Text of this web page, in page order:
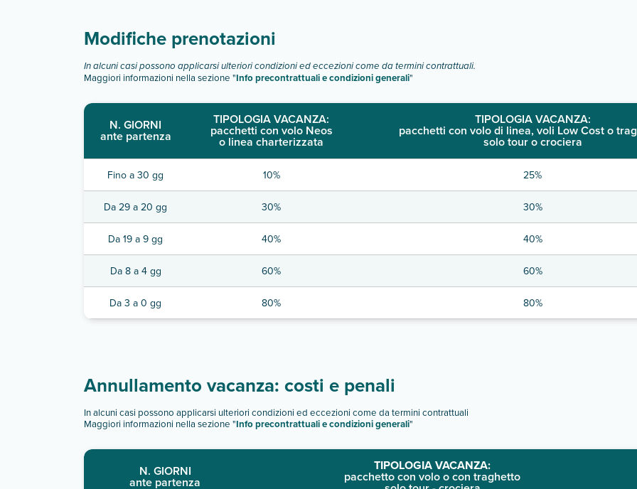
Modifiche prenotazioni
In alcuni casi possono applicarsi ulteriori condizioni ed eccezioni come da termini contrattuali.
Maggiori informazioni nella sezione "Info precontrattuali e condizioni generali"
N. GIORNI
ante partenza
TIPOLOGIA VACANZA:
pacchetti con volo Neos
o linea charterizzata
TIPOLOGIA VACANZA:
pacchetti con volo di linea, voli Low Cost o
solo tour o crociera
Fino a 30 gg 10% 25%
Da 29 a 20 gg 30% 30%
Da 19 a 9 gg 40% 40%
Da 8 a 4 gg 60% 60%
Da 3 a 0 gg 80% 80%
Annullamento vacanza: costi e penali
In alcuni casi possono applicarsi ulteriori condizioni ed eccezioni come da termini contrattuali
Maggiori informazioni nella sezione "Info precontrattuali e condizioni generali"
N. GIORNI
ante partenza
TIPOLOGIA VACANZA:
pacchetto con volo o con traghetto